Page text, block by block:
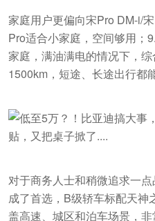
家庭用户更偏向宋Pro DM-i/
Pro适合小家庭，空间够用；
家庭，满油满电的情况下，
1500km，短途、长途出行都
对于商务人士和稍微追求一
成了首选，B级轿车标配天
盖高速、城区和泊车场景，非